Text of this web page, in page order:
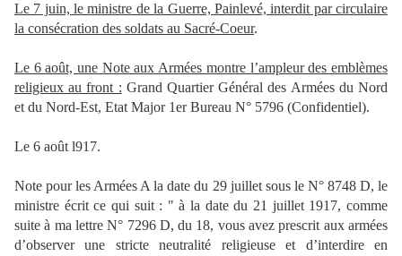
Le 7 juin, le ministre de la Guerre, Painlevé, interdit par circulaire
la consécration des soldats au Sacré-Coeur.
Le 6 août, une Note aux Armées montre l’ampleur des emblèmes
religieux au front : Grand Quartier Général des Armées du Nord
et du Nord-Est, Etat Major 1er Bureau N° 5796 (Confidentiel).
Le 6 août l917.
Note pour les Armées A la date du 29 juillet sous le N° 8748 D, le
ministre écrit ce qui suit : " à la date du 21 juillet 1917, comme
suite à ma lettre N° 7296 D, du 18, vous avez prescrit aux armées
d’observer une stricte neutralité religieuse et d’interdire en